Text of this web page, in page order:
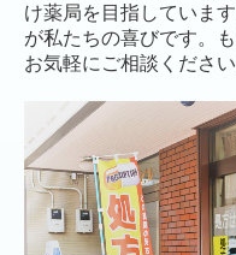
け薬局を目指していま
が私たちの喜びです。
お気軽にご相談ください